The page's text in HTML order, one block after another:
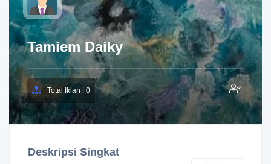
Tamiem Daiky
Total Iklan : 0
Deskripsi Singkat